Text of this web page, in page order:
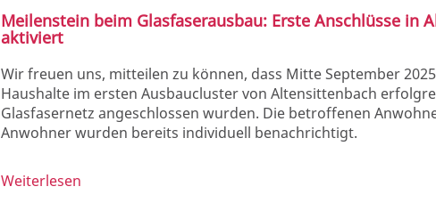
Meilenstein beim Glasfaserausbau: Erste Anschlüsse in
aktiviert
Wir freuen uns, mitteilen zu können, dass Mitte September
Haushalte im ersten Ausbaucluster von Altensittenbach
Glasfasernetz angeschlossen wurden. Die betroffenen
Anwohner wurden bereits individuell benachrichtigt.
Weiterlesen